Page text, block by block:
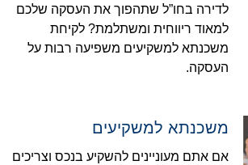
לדירה בחו”ל שתהפוך את העסקה שלכם
למאוד ריווחית ומשתלמת? לקיחת
משכנתא למשקיעים משפיעה רבות על
העסקה.
משכנתא למשקיעים
אם אתם מעוניינים להשקיע בנכס וצריכים